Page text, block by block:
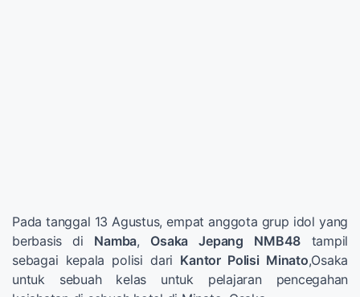
Pada tanggal 13 Agustus, empat anggota grup idol yang
berbasis di Namba, Osaka Jepang NMB48 tampil
sebagai kepala polisi dari Kantor Polisi Minato,Osaka
untuk sebuah kelas untuk pelajaran pencegahan